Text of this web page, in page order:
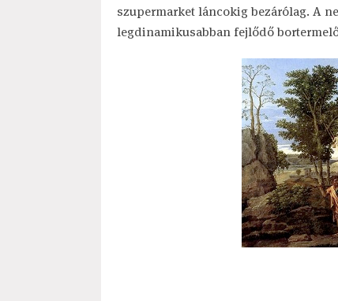
szupermarket láncokig bezárólag. A
legdinamikusabban fejlődő